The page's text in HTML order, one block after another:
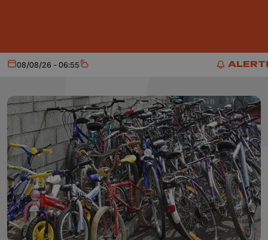
Aujourd'hui
08/08/26 - 06:55 Météo